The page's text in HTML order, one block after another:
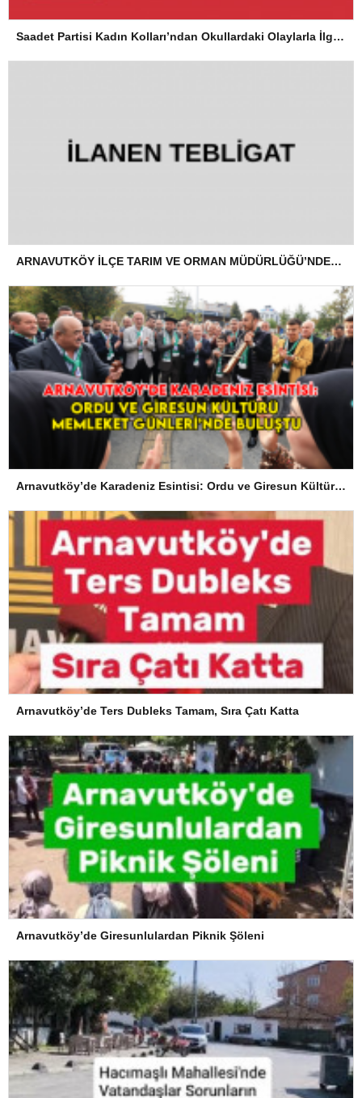
Saadet Partisi Kadın Kolları’ndan Okullardaki Olaylarla İlgili Basın Açıklaması
ARNAVUTKÖY İLÇE TARIM VE ORMAN MÜDÜRLÜĞÜ’NDEN İLANEN TEBLİGAT
Arnavutköy’de Karadeniz Esintisi: Ordu ve Giresun Kültürü Memleket Günleri’nde Buluştu
Arnavutköy’de Ters Dubleks Tamam, Sıra Çatı Katta
Arnavutköy’de Giresunlulardan Piknik Şöleni